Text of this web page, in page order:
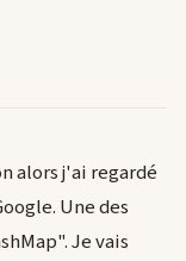
alors j'ai regardé
Une des
Je vais